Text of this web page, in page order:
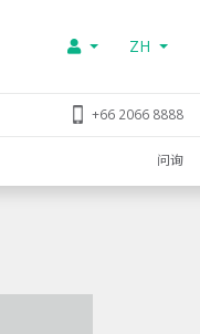
ZH
+66 2066 8888
问询